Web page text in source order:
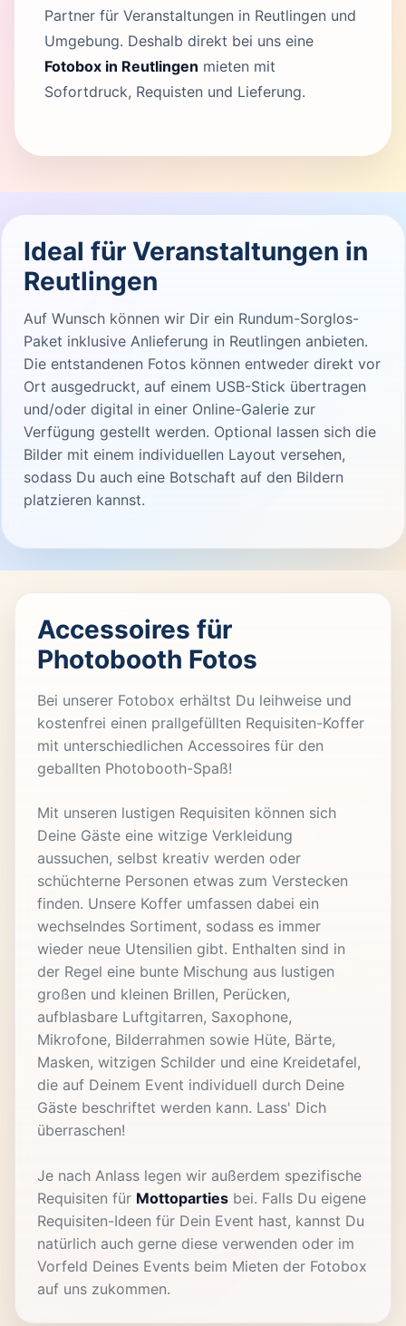
Partner für Veranstaltungen in Reutlingen und
Umgebung. Deshalb direkt bei uns eine
Fotobox in Reutlingen mieten mit
Sofortdruck, Requisten und Lieferung.
Ideal für Veranstaltungen in
Reutlingen
Auf Wunsch können wir Dir ein Rundum-Sorglos-
Paket inklusive Anlieferung in Reutlingen anbieten.
Die entstandenen Fotos können entweder direkt vor
Ort ausgedruckt, auf einem USB-Stick übertragen
und/oder digital in einer Online-Galerie zur
Verfügung gestellt werden. Optional lassen sich die
Bilder mit einem individuellen Layout versehen,
sodass Du auch eine Botschaft auf den Bildern
platzieren kannst.
Accessoires für
Photobooth Fotos
Bei unserer Fotobox erhältst Du leihweise und
kostenfrei einen prallgefüllten Requisiten-Koffer
mit unterschiedlichen Accessoires für den
geballten Photobooth-Spaß!
Mit unseren lustigen Requisiten können sich
Deine Gäste eine witzige Verkleidung
aussuchen, selbst kreativ werden oder
schüchterne Personen etwas zum Verstecken
finden. Unsere Koffer umfassen dabei ein
wechselndes Sortiment, sodass es immer
wieder neue Utensilien gibt. Enthalten sind in
der Regel eine bunte Mischung aus lustigen
großen und kleinen Brillen, Perücken,
aufblasbare Luftgitarren, Saxophone,
Mikrofone, Bilderrahmen sowie Hüte, Bärte,
Masken, witzigen Schilder und eine Kreidetafel,
die auf Deinem Event individuell durch Deine
Gäste beschriftet werden kann. Lass' Dich
überraschen!
Je nach Anlass legen wir außerdem spezifische
Requisiten für Mottoparties bei. Falls Du eigene
Requisiten-Ideen für Dein Event hast, kannst Du
natürlich auch gerne diese verwenden oder im
Vorfeld Deines Events beim Mieten der Fotobox
auf uns zukommen.